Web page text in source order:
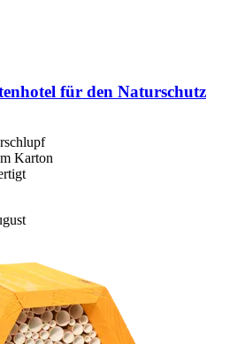
für den Naturschutz
Karton